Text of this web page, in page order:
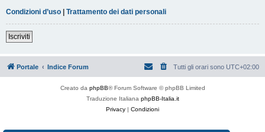
Condizioni d’uso | Trattamento dei dati personali
Iscriviti
Portale Indice Forum Tutti gli orari sono UTC+02:00
Creato da phpBB® Forum Software © phpBB Limited
Traduzione Italiana phpBB-Italia.it
Privacy | Condizioni